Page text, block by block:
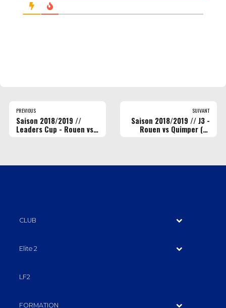
PREVIOUS
Saison 2018/2019 //
Leaders Cup - Rouen vs
SUIVANT
Saison 2018/2019 // J3 -
Rouen vs Quimper (©
CLUB
Elite 2
LF2
FORMATION